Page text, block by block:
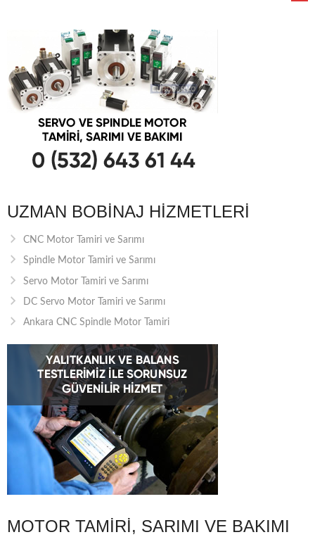
NAVIGATION
UZMAN BOBINAJ HIZMETLERI
CNC Motor Tamiri ve Sarımı
Spindle Motor Tamiri ve Sarımı
Servo Motor Tamiri ve Sarımı
DC Servo Motor Tamiri ve Sarımı
Ankara CNC Spindle Motor Tamiri
MOTOR TAMIRI, SARIMI VE BAKIMI